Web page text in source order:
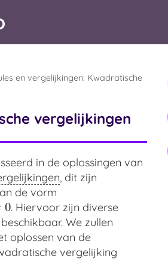
en vergelijkingen: Kwadratische
vergelijkingen
in de oplossingen van
, dit zijn
de vorm
0. Hiervoor zijn diverse
We zullen
oplossen van de
vergelijking